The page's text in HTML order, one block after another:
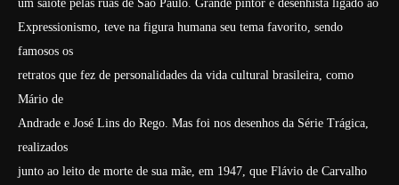
um saiote pelas ruas de São Paulo. Grande pintor e desenhista ligado ao
Expressionismo, teve na figura humana seu tema favorito, sendo
famosos os
retratos que fez de personalidades da vida cultural brasileira, como
Mário de
Andrade e José Lins do Rego. Mas foi nos desenhos da Série Trágica,
realizados
junto ao leito de morte de sua mãe, em 1947, que Flávio de Carvalho